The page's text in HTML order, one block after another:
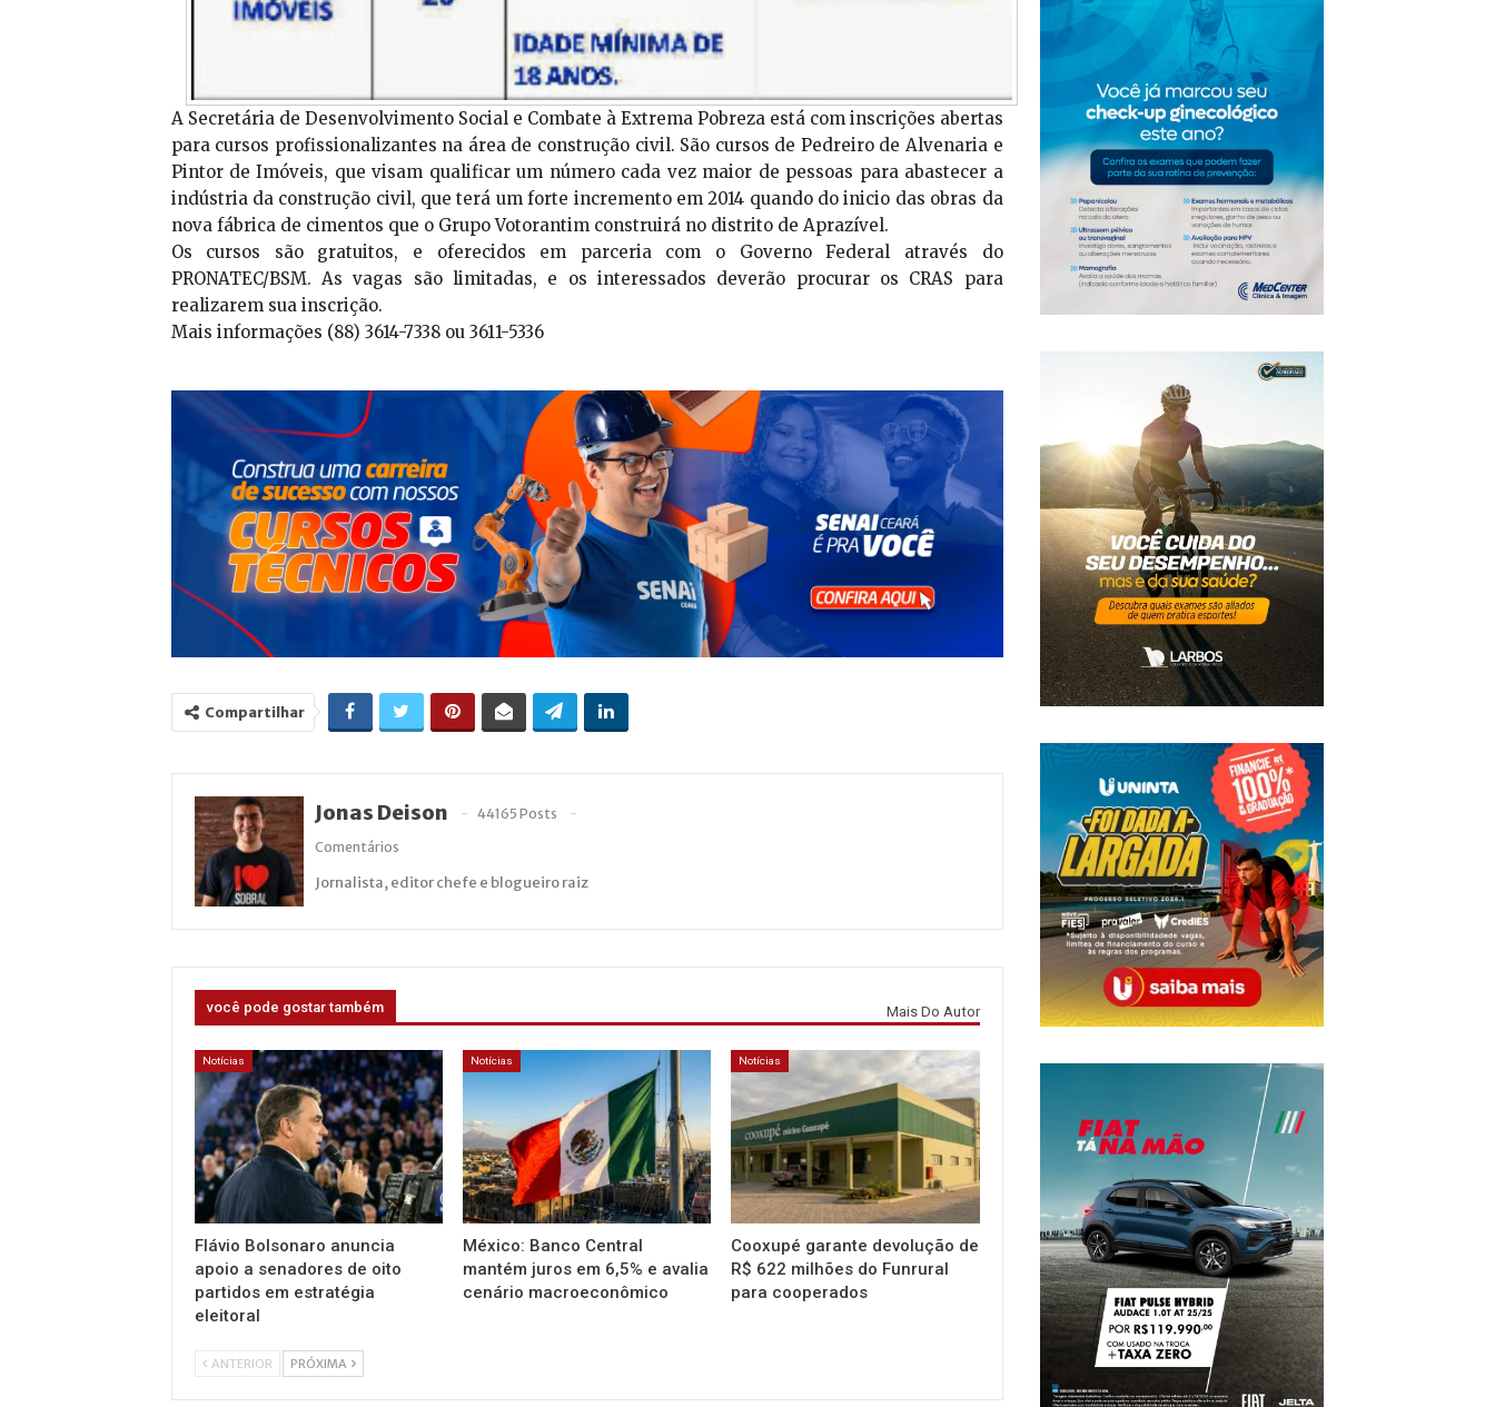
A Secretária de Desenvolvimento Social e Combate à Extrema Pobreza está com inscrições abertas
para cursos profissionalizantes na área de construção civil. São cursos de Pedreiro de Alvenaria e
Pintor de Imóveis, que visam qualificar um número cada vez maior de pessoas para abastecer a
indústria da construção civil, que terá um forte incremento em 2014 quando do inicio das obras da
nova fábrica de cimentos que o Grupo Votorantim construirá no distrito de Aprazível.
Os cursos são gratuitos, e oferecidos em parceria com o Governo Federal através do
PRONATEC/BSM. As vagas são limitadas, e os interessados deverão procurar os CRAS para
realizarem sua inscrição.
Mais informações (88) 3614-7338 ou 3611-5336
Compartilhar
Jonas Deison
44165 Posts
Comentários
Jornalista, editor chefe e blogueiro raiz
você pode gostar também Mais Do Autor
Notícias
Flávio Bolsonaro anuncia
apoio a senadores de oito
partidos em estratégia
eleitoral
Notícias
México: Banco Central
mantém juros em 6,5% e avalia
cenário macroeconômico
Notícias
Cooxupé garante devolução de
R$ 622 milhões do Funrural
para cooperados
ANTERIOR PRÓXIMA